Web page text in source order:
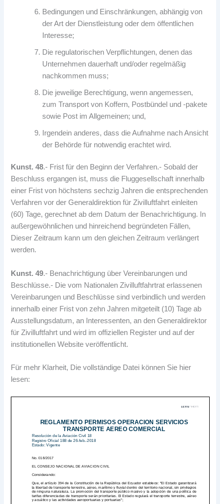
Bedingungen und Einschränkungen, abhängig von
der Art der Dienstleistung oder dem öffentlichen
Interesse;
Die regulatorischen Verpflichtungen, denen das
Unternehmen dauerhaft und/oder regelmäßig
nachkommen muss;
Die jeweilige Berechtigung, wenn angemessen,
zum Transport von Koffern, Postbündel und -pakete
sowie Post im Allgemeinen; und,
Irgendein anderes, dass die Aufnahme nach Ansicht
der Behörde für notwendig erachtet wird.
Kunst. 48.- Frist für den Beginn der Verfahren.- Sobald der
Beschluss ergangen ist, muss die Fluggesellschaft innerhalb
einer Frist von höchstens sechzig Jahren die entsprechenden
Verfahren vor der Generaldirektion für Zivilluftfahrt einleiten
(60) Tage, gerechnet ab dem Datum der Benachrichtigung. In
außergewöhnlichen und hinreichend begründeten Fällen,
Dieser Zeitraum kann um den gleichen Zeitraum verlängert
werden.
Kunst. 49.- Benachrichtigung über Vereinbarungen und
Beschlüsse.- Die vom Nationalen Zivilluftfahrtrat erlassenen
Vereinbarungen und Beschlüsse sind verbindlich und werden
innerhalb einer Frist von zehn Jahren mitgeteilt (10) Tage ab
Ausstellungsdatum, an Interessenten, an den Generaldirektor
für Zivilluftfahrt und wird im offiziellen Register und auf der
institutionellen Website veröffentlicht.
Für mehr Klarheit, Die vollständige Datei können Sie hier
lesen: